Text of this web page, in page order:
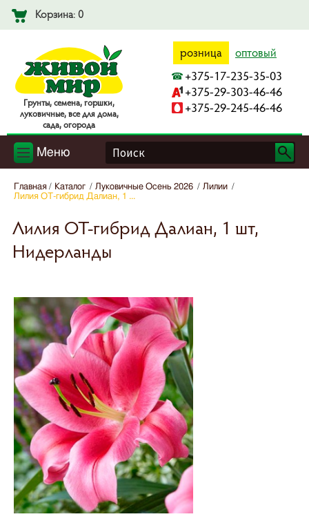
Корзина: 0
Гpyнты, ceмeнa, гopшки,
лyкoвичныe, вce для дoмa,
caдa, oгopoдa
розница оптовый
+375-17-235-35-03
+375-29-303-46-46
+375-29-245-46-46
Меню
Главная Каталог Луковичные Осень 2026
Лилии
Лилия ОТ-гибрид Далиан, 1 ...
Лилия ОТ-гибрид Далиан, 1 шт,
Нидерланды